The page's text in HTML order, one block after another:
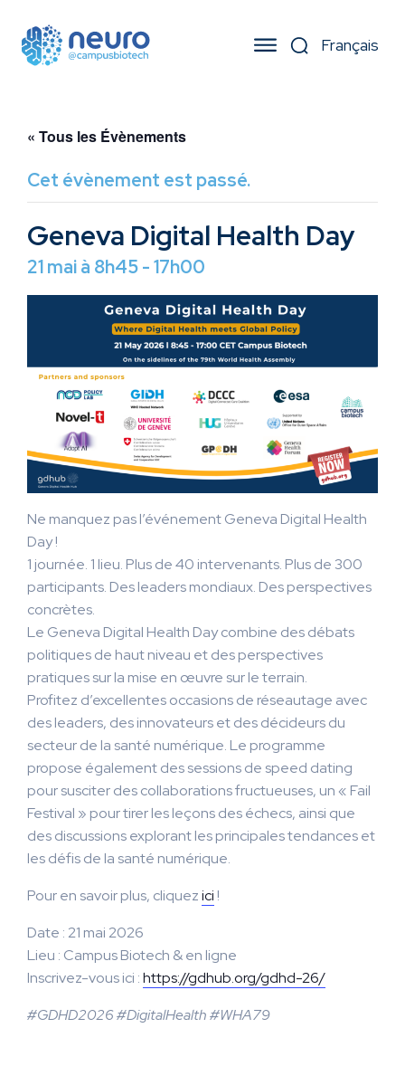
« Tous les Évènements
Cet évènement est passé.
Geneva Digital Health Day
21 mai à 8h45-17h00
Ne manquez pas l’événement Geneva Digital Health
Day !
1 journée. 1 lieu. Plus de 40 intervenants. Plus de 300
participants. Des leaders mondiaux. Des perspectives
concrètes.
Le Geneva Digital Health Day combine des débats
politiques de haut niveau et des perspectives
pratiques sur la mise en œuvre sur le terrain.
Profitez d’excellentes occasions de réseautage avec
des leaders, des innovateurs et des décideurs du
secteur de la santé numérique. Le programme
propose également des sessions de speed dating
pour susciter des collaborations fructueuses, un « Fail
Festival » pour tirer les leçons des échecs, ainsi que
des discussions explorant les principales tendances et
les défis de la santé numérique.
Pour en savoir plus, cliquezici !
Date : 21 mai 2026
Lieu : Campus Biotech & en ligne
Inscrivez-vous ici :https://gdhub.org/gdhd-26/
#GDHD2026 #DigitalHealth #WHA79